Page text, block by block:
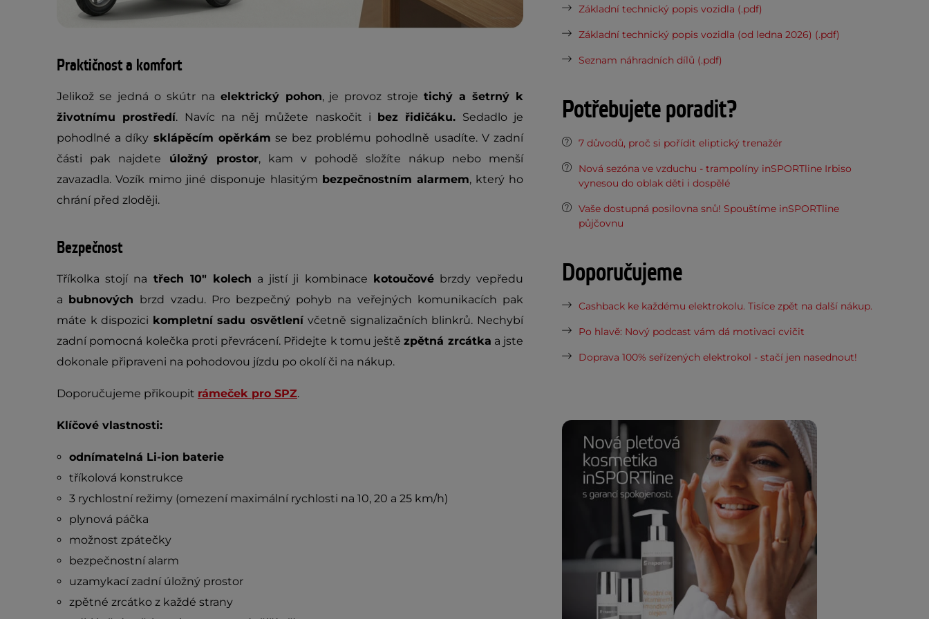
Praktičnost a komfort
Jelikož se jedná o skútr na elektrický pohon, je provoz strojetichý a šetrný k
životnímu prostředí. Navíc na něj můžete naskočit i bez řidičáku. Sedadlo je
pohodlné a díky sklápěcím opěrkám se bez problému pohodlně usadíte. V zadní
části pak najdete úložný prostor, kam v pohodě složíte nákup nebo menší
zavazadla. Vozík mimo jiné disponuje hlasitým bezpečnostním alarmem, který ho
chrání před zloději.
Bezpečnost
Tříkolka stojí na třech 10" kolech a jistí ji kombinace kotoučovébrzdy vepředu
a bubnových brzd vzadu. Pro bezpečný pohyb na veřejných komunikacích pak
máte k dispozici kompletní sadu osvětlenívčetně signalizačních blinkrů. Nechybí
zadní pomocná kolečka proti převrácení. Přidejte k tomu ještězpětná zrcátka a jste
dokonale připraveni na pohodovou jízdu po okolí či na nákup.
Doporučujeme přikoupit rámeček pro SPZ.
Klíčové vlastnosti:
odnímatelná Li-ion baterie
tříkolová konstrukce
3 rychlostní režimy (omezení maximální rychlosti na 10, 20 a 25 km/h)
plynová páčka
možnost zpátečky
bezpečnostní alarm
uzamykací zadní úložný prostor
zpětné zrcátko z každé strany
Základní technický popis vozidla (.pdf)
Základní technický popis vozidla (od ledna 2026) (.pdf)
Seznam náhradních dílů (.pdf)
Potřebujete poradit?
7 důvodů, proč si pořídit eliptický trenažér
Nová sezóna ve vzduchu - trampolíny inSPORTline Irbiso
vynesou do oblak děti i dospělé
Vaše dostupná posilovna snů! Spouštíme inSPORTline
půjčovnu
Doporučujeme
Cashback ke každému elektrokolu. Tisíce zpět na další nákup.
Po hlavě: Nový podcast vám dá motivaci cvičit
Doprava 100% seřízených elektrokol - stačí jen nasednout!